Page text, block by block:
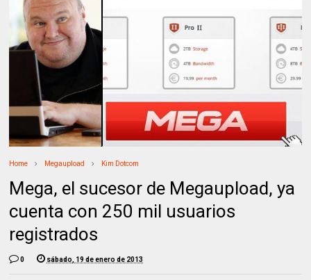
Home Megaupload Kim Dotcom
Mega, el sucesor de Megaupload, ya
cuenta con 250 mil usuarios
registrados
0 sábado, 19 de enero de 2013